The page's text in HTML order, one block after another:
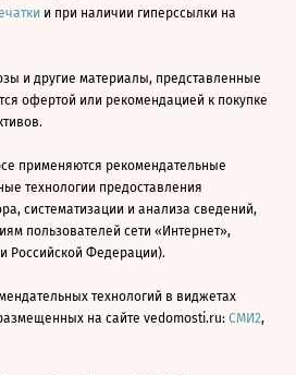
и при наличии гиперссылки на
и другие материалы, представленные
офертой или рекомендацией к покупке
применяются рекомендательные
технологии предоставления
систематизации и анализа сведений,
пользователей сети «Интернет»,
Российской Федерации).
технологий в виджетах
на сайте vedomosti.ru: СМИ2,